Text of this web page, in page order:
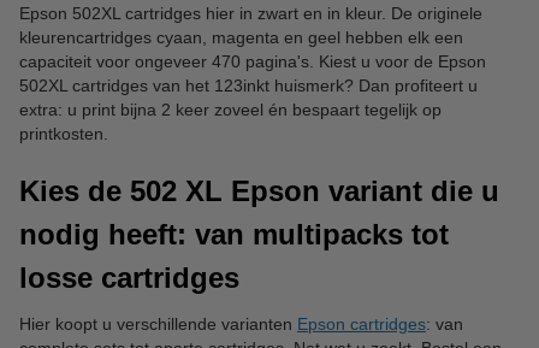
Epson 502XL cartridges hier in zwart en in kleur. De originele
kleurencartridges cyaan, magenta en geel hebben elk een
capaciteit voor ongeveer 470 pagina's. Kiest u voor de Epson
502XL cartridges van het 123inkt huismerk? Dan profiteert u
extra: u print bijna 2 keer zoveel én bespaart tegelijk op
printkosten.
Kies de 502 XL Epson variant die u
nodig heeft: van multipacks tot
losse cartridges
Hier koopt u verschillende varianten Epson cartridges: van